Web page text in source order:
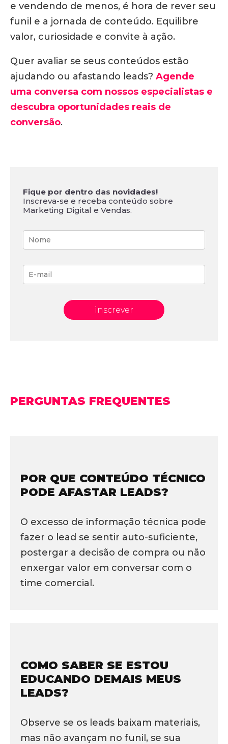
e vendendo de menos, é hora de rever seu
funil e a jornada de conteúdo. Equilibre
valor, curiosidade e convite à ação.
Quer avaliar se seus conteúdos estão
ajudando ou afastando leads? Agende
uma conversa com nossos especialistas e
descubra oportunidades reais de
conversão.
Fique por dentro das novidades!
Inscreva-se e receba conteúdo sobre
Marketing Digital e Vendas.
inscrever
PERGUNTAS FREQUENTES
POR QUE CONTEÚDO TÉCNICO
PODE AFASTAR LEADS?
O excesso de informação técnica pode
fazer o lead se sentir auto-suficiente,
postergar a decisão de compra ou não
enxergar valor em conversar com o
time comercial.
COMO SABER SE ESTOU
EDUCANDO DEMAIS MEUS
LEADS?
Observe se os leads baixam materiais,
mas não avançam no funil, se sua